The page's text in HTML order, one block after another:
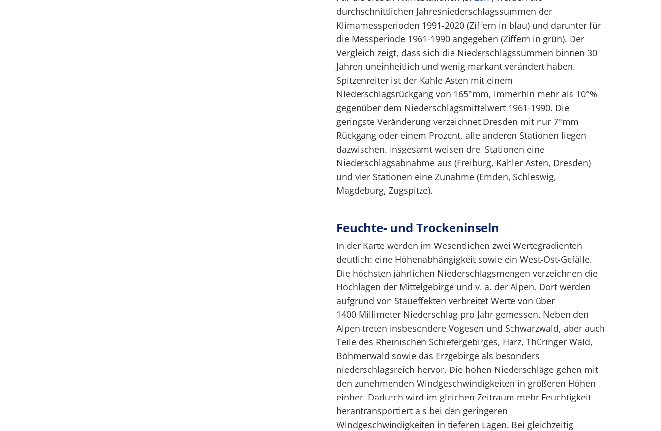
durchschnittlichen Jahresniederschlagssummen der
Klimamessperioden 1991-2020 (Ziffern in blau) und darunter für
die Messperiode 1961-1990 angegeben (Ziffern in grün). Der
Vergleich zeigt, dass sich die Niederschlagssummen binnen 30
Jahren uneinheitlich und wenig markant verändert haben.
Spitzenreiter ist der Kahle Asten mit einem
Niederschlagsrückgang von 165°mm, immerhin mehr als 10°%
gegenüber dem Niederschlagsmittelwert 1961-1990. Die
geringste Veränderung verzeichnet Dresden mit nur 7°mm
Rückgang oder einem Prozent, alle anderen Stationen liegen
dazwischen. Insgesamt weisen drei Stationen eine
Niederschlagsabnahme aus (Freiburg, Kahler Asten, Dresden)
und vier Stationen eine Zunahme (Emden, Schleswig,
Magdeburg, Zugspitze).
Feuchte- und Trockeninseln
In der Karte werden im Wesentlichen zwei Wertegradienten
deutlich: eine Höhenabhängigkeit sowie ein West-Ost-Gefälle.
Die höchsten jährlichen Niederschlagsmengen verzeichnen die
Hochlagen der Mittelgebirge und v. a. der Alpen. Dort werden
aufgrund von Staueffekten verbreitet Werte von über
1400 Millimeter Niederschlag pro Jahr gemessen. Neben den
Alpen treten insbesondere Vogesen und Schwarzwald, aber auch
Teile des Rheinischen Schiefergebirges, Harz, Thüringer Wald,
Böhmerwald sowie das Erzgebirge als besonders
niederschlagsreich hervor. Die hohen Niederschläge gehen mit
den zunehmenden Windgeschwindigkeiten in größeren Höhen
einher. Dadurch wird im gleichen Zeitraum mehr Feuchtigkeit
herantransportiert als bei den geringeren
Windgeschwindigkeiten in tieferen Lagen. Bei gleichzeitig